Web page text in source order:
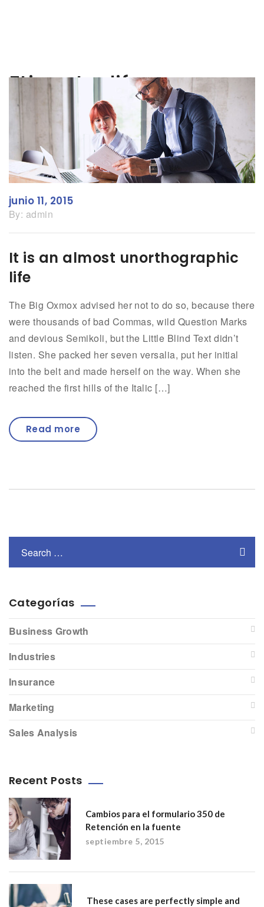
Etiqueta: life
junio 11, 2015
By: admin
It is an almost unorthographic
life
The Big Oxmox advised her not to do so, because there
were thousands of bad Commas, wild Question Marks
and devious Semikoli, but the Little Blind Text didn’t
listen. She packed her seven versalia, put her initial
into the belt and made herself on the way. When she
reached the first hills of the Italic […]
Read more
Categorías
Business Growth
Industries
Insurance
Marketing
Sales Analysis
Recent Posts
Cambios para el formulario 350 de
Retención en la fuente
septiembre 5, 2015
These cases are perfectly simple and